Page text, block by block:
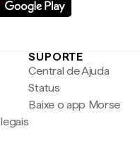
SUPORTE
Central de Ajuda
Status
Baixe o app Morse